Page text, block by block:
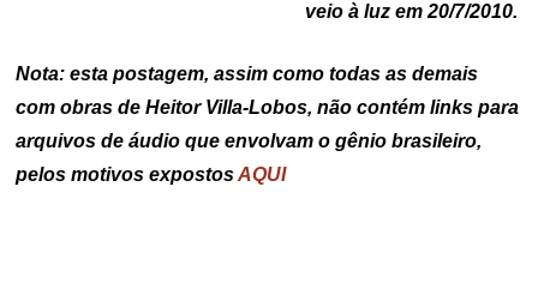
veio à luz em 20/7/2010.
Nota: esta postagem, assim como todas as demais
com obras de Heitor Villa-Lobos, não contém links para
arquivos de áudio que envolvam o gênio brasileiro,
pelos motivos expostosAQUI